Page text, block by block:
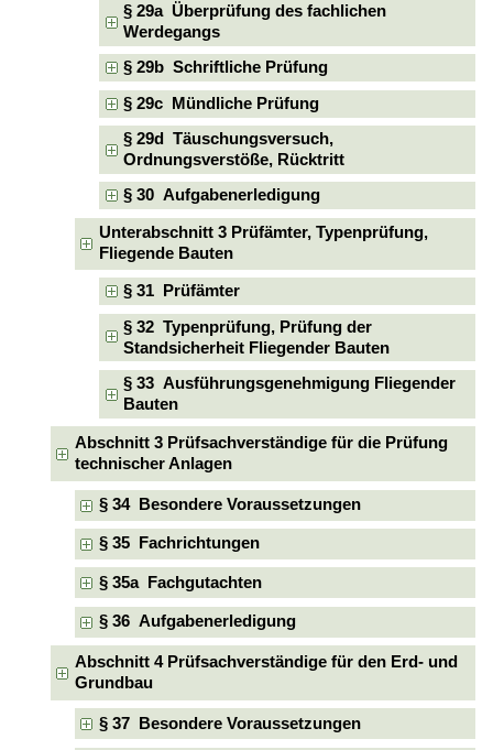
§ 29a Überprüfung des fachlichen
Werdegangs
§ 29b Schriftliche Prüfung
§ 29c Mündliche Prüfung
§ 29d Täuschungsversuch,
Ordnungsverstöße, Rücktritt
§ 30 Aufgabenerledigung
Unterabschnitt 3 Prüfämter, Typenprüfung,
Fliegende Bauten
§ 31 Prüfämter
§ 32 Typenprüfung, Prüfung der
Standsicherheit Fliegender Bauten
§ 33 Ausführungsgenehmigung Fliegender
Bauten
Abschnitt 3 Prüfsachverständige für die Prüfung
technischer Anlagen
§ 34 Besondere Voraussetzungen
§ 35 Fachrichtungen
§ 35a Fachgutachten
§ 36 Aufgabenerledigung
Abschnitt 4 Prüfsachverständige für den Erd- und
Grundbau
§ 37 Besondere Voraussetzungen